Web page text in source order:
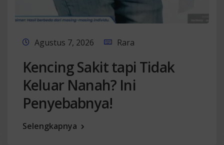
Agustus 7, 2026 Rara
Kencing Sakit tapi Tidak
Keluar Nanah? Ini
Penyebabnya!
Selengkapnya